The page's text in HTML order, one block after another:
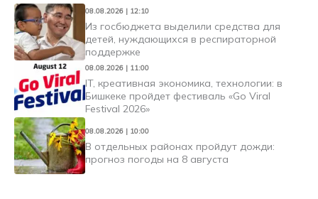
08.08.2026 | 12:10
Из госбюджета выделили средства для
детей, нуждающихся в респираторной
поддержке
08.08.2026 | 11:00
IT, креативная экономика, технологии: в
Бишкеке пройдет фестиваль «Go Viral
Festival 2026»
08.08.2026 | 10:00
В отдельных районах пройдут дожди:
прогноз погоды на 8 августа